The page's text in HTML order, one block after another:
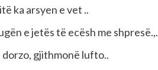
ka arsyen e vet ..
e jetës të ecësh me shpresë.,.
dorzo, gjithmonë lufto..